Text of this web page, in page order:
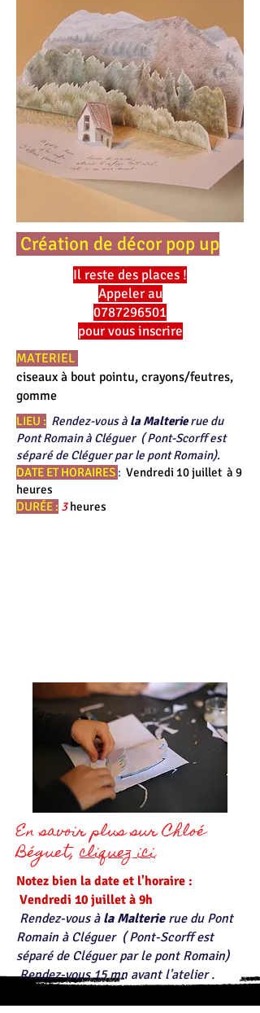
Création de décor pop up
Il reste des places !
Appeler au
0787296501
pour vous inscrire
MATERIEL
ciseaux à bout pointu, crayons/feutres,
gomme
LIEU : Rendez-vous à la Malterierue du
Pont Romain à Cléguer ( Pont-Scorff est
séparé de Cléguer par le pont Romain).
DATE ET HORAIRES : Vendredi 10 juillet à 9
heures
DURÉE : 3 heures
En savoir plus sur Chloé
Béguet,cliquez ici
​Notez bien la date et l'horaire :
Vendredi 10 juillet à 9h ​
Rendez-vous à la Malterierue du Pont
Romain à Cléguer ( Pont-Scorff est
séparé de Cléguer par le pont Romain)
Rendez-vous 15 mn avant l'atelier .